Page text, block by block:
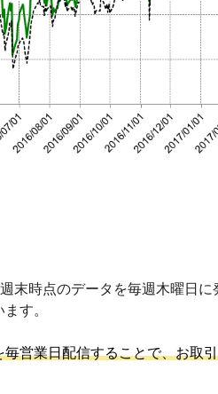
時点のデータを毎週木曜日に
す。
毎営業日配信することで、お取